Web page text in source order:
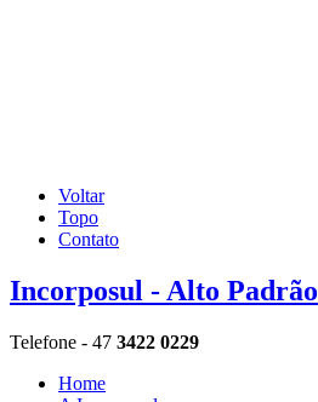
Voltar
Topo
Contato
Incorposul - Alto Padrão
Telefone - 47 3422 0229
Home